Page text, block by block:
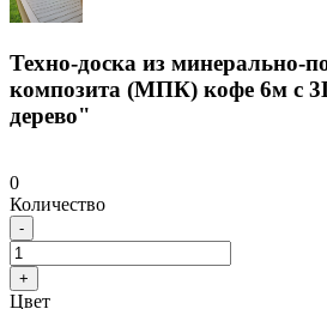
Техно-доска из минерально-
композита (МПК) кофе 6м с
дерево"
0
Количество
-
+
Цвет